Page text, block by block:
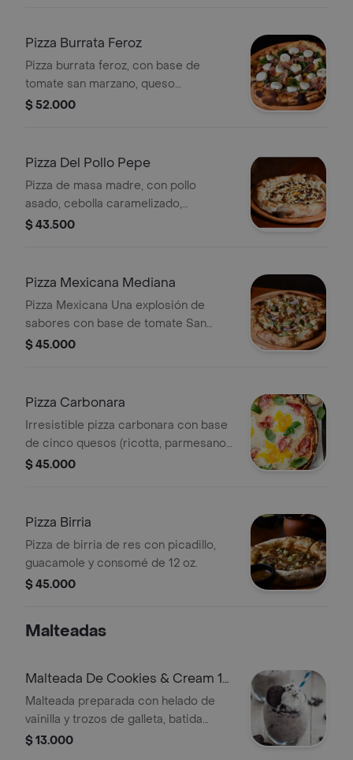
cada bocado. Dulce, salada
Pizza Burrata Feroz
Pizza burrata feroz, con base de
tomate san marzano, queso
mozzarella madurado, parmesano,
$ 52.000
Pizza Del Pollo Pepe
Pizza de masa madre, con pollo
asado, cebolla caramelizado,
champiñones rostizados, y mayonesa
$ 43.500
Pizza Mexicana Mediana
Pizza Mexicana Una explosión de
sabores con base de tomate San
Marzano, mozzarella madurado, carne
$ 45.000
Pizza Carbonara
Irresistible pizza carbonara con base
de cinco quesos (ricotta, parmesano,
mozzarella, crema y pecorino),
$ 45.000
Pizza Birria
Pizza de birria de res con picadillo,
guacamole y consomé de 12 oz.
$ 45.000
Malteadas
Malteada De Cookies & Cream 14
Oz
Malteada preparada con helado de
vainilla y trozos de galleta, batida
hasta lograr una textura suave y
$ 13.000